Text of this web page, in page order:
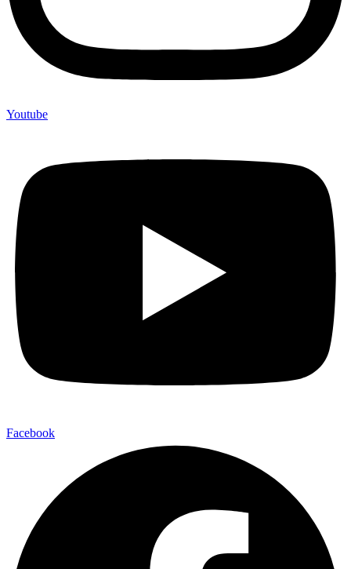
Youtube
Facebook